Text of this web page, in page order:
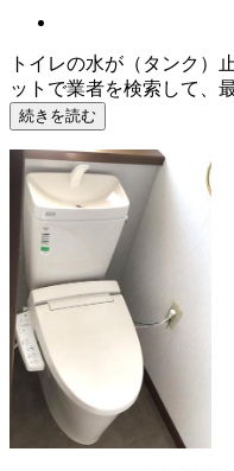
トイレの水が（タンク）
ットで業者を検索して、
続きを読む